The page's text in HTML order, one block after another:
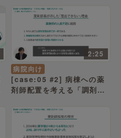
まで勘案するとプラスへ」
（病院経営ケーススタディ
ー ）
2:25
病院向け
[case:05 #2] 病棟への薬
剤師配置を考える「調剤一
（病院経営ケーススタディ